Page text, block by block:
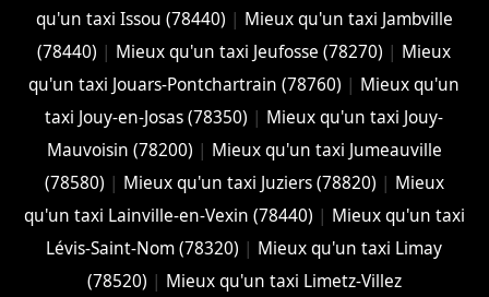
qu'un taxi Issou (78440) | Mieux qu'un taxi Jambville
(78440) | Mieux qu'un taxi Jeufosse (78270) | Mieux
qu'un taxi Jouars-Pontchartrain (78760) | Mieux qu'un
taxi Jouy-en-Josas (78350) | Mieux qu'un taxi Jouy-
Mauvoisin (78200) | Mieux qu'un taxi Jumeauville
(78580) | Mieux qu'un taxi Juziers (78820) | Mieux
qu'un taxi Lainville-en-Vexin (78440) | Mieux qu'un taxi
Lévis-Saint-Nom (78320) | Mieux qu'un taxi Limay
(78520) | Mieux qu'un taxi Limetz-Villez